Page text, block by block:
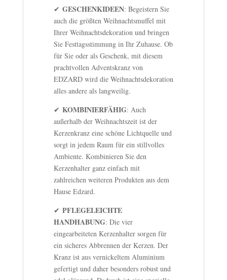
✔ GESCHENKIDEEN: Begeistern Sie
auch die größten Weihnachtsmuffel mit
Ihrer Weihnachtsdekoration und bringen
Sie Festtagsstimmung in Ihr Zuhause. Ob
für Sie oder als Geschenk, mit diesem
prachtvollen Adventskranz von
EDZARD wird die Weihnachtsdekoration
alles andere als langweilig.
✔ KOMBINIERFÄHIG: Auch
außerhalb der Weihnachtszeit ist der
Kerzenkranz eine schöne Lichtquelle und
sorgt in jedem Raum für ein stillvolles
Ambiente. Kombinieren Sie den
Kerzenhalter ganz einfach mit
zahlreichen weiteren Produkten aus dem
Hause Edzard.
✔ PFLEGELEICHTE
HANDHABUNG: Die vier
eingearbeiteten Kerzenhalter sorgen für
ein sicheres Abbrennen der Kerzen. Der
Kranz ist aus vernickeltem Aluminium
gefertigt und daher besonders robust und